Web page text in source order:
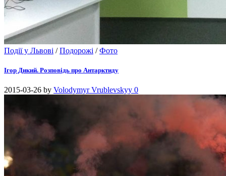
Події у Львові /Подорожі /Фото
Ігор Дикий. Розповідь про Антарктиду
2015-03-26 by Volodymyr Vrublevskyy 0